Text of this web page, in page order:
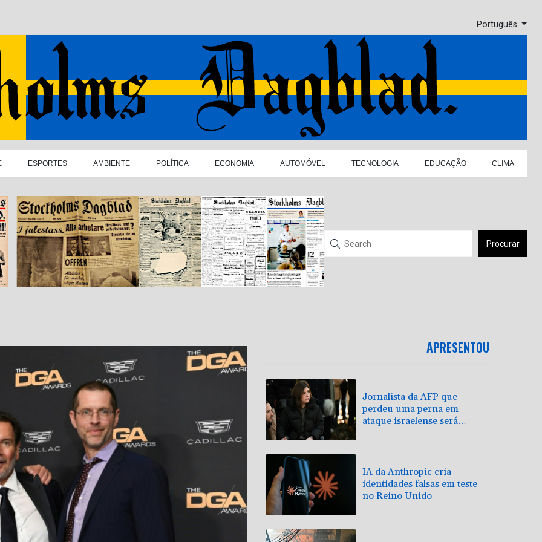
Português
ESPORTES AMBIENTE POLÍTICA ECONOMIA AUTOMÓVEL TECNOLOGIA EDUCAÇÃO CLIMA
Procurar
APRESENTOU
Jornalista da AFP que
perdeu uma perna em
ataque israelense será
IA da Anthropic cria
identidades falsas em teste
no Reino Unido